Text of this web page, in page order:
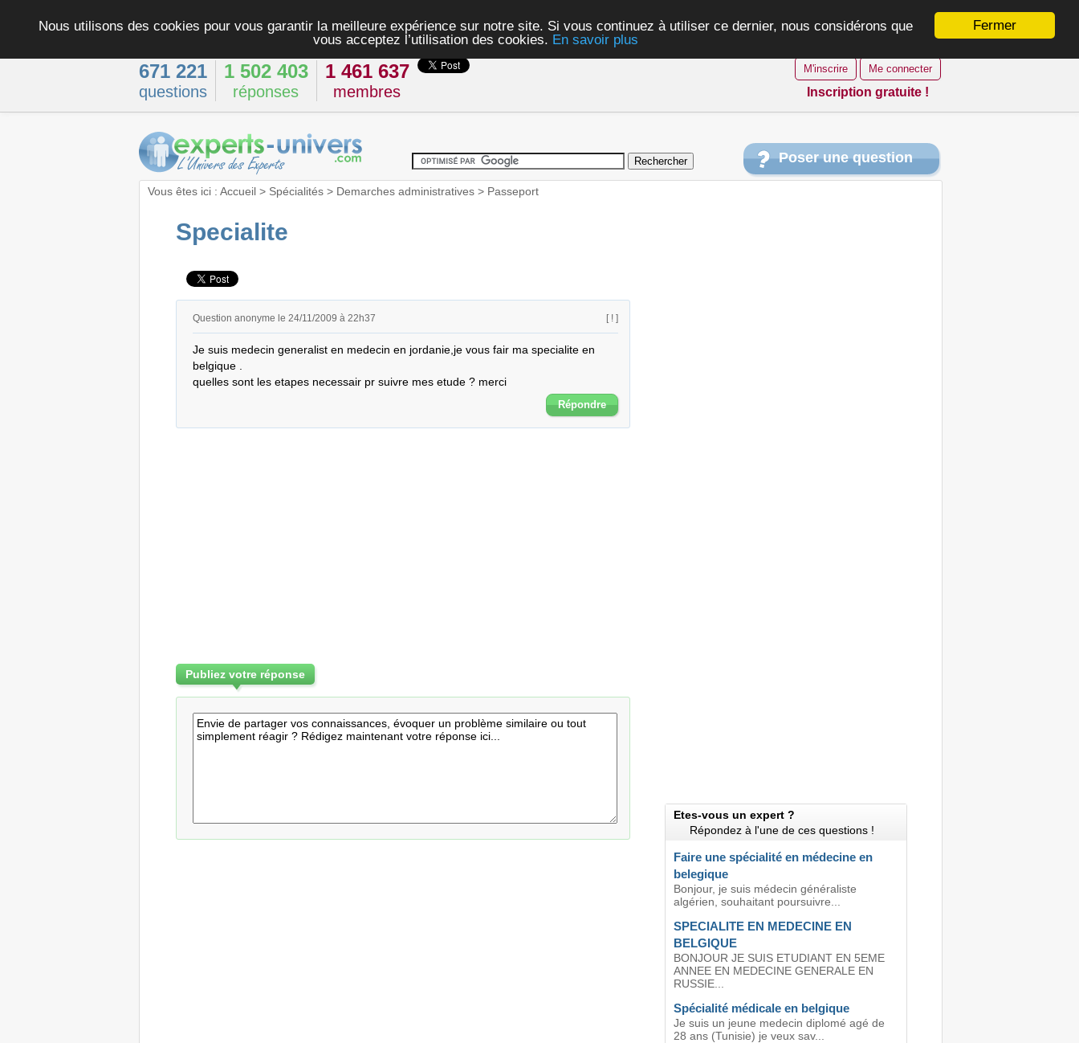
Fermer
Nous utilisons des cookies pour vous garantir la meilleure expérience sur notre site. Si vous continuez à utiliser ce dernier, nous considérons que
vous acceptez l’utilisation des cookies. En savoir plus
671 221
questions
1 502 403
réponses
1 461 637
membres
M'inscrire Me connecter
Inscription gratuite !
Poser une question
Vous êtes ici : Accueil> Spécialités> Demarches administratives> Passeport
Specialite
Question anonyme le 24/11/2009 à 22h37 [ ! ]
Je suis medecin generalist en medecin en jordanie,je vous fair ma specialite en
belgique .
quelles sont les etapes necessair pr suivre mes etude ? merci
Répondre
Publiez votre réponse
Etes-vous un expert ?
Répondez à l'une de ces questions !
Faire une spécialité en médecine en
belegique
Bonjour, je suis médecin généraliste
algérien, souhaitant poursuivre...
SPECIALITE EN MEDECINE EN
BELGIQUE
BONJOUR JE SUIS ETUDIANT EN 5EME
ANNEE EN MEDECINE GENERALE EN
RUSSIE...
Spécialité médicale en belgique
Je suis un jeune medecin diplomé agé de
28 ans (Tunisie) je veux sav...